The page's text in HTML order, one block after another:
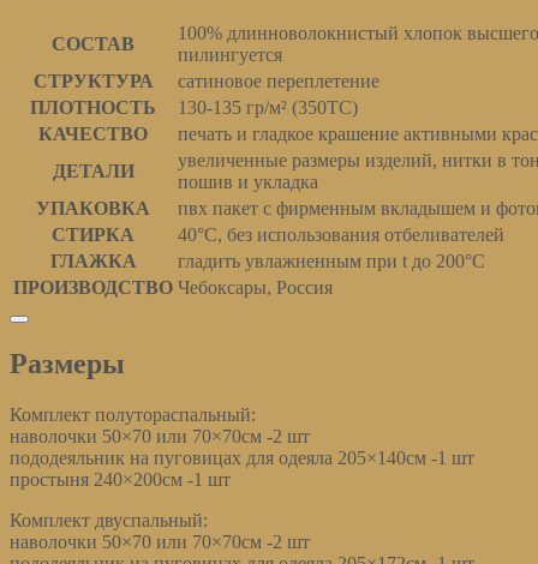
СОСТАВ
100% длинноволокнистый хлопок высшего
пилингуется
СТРУКТУРА
сатиновое переплетение
ПЛОТНОСТЬ
130-135 гр/м² (350ТС)
КАЧЕСТВО
печать и гладкое крашение активными
ДЕТАЛИ
увеличенные размеры изделий, нитки в
пошив и укладка
УПАКОВКА
пвх пакет с фирменным вкладышем и
СТИРКА
40°С, без использования отбеливателей
ГЛАЖКА
гладить увлажненным при t до 200°С
ПРОИЗВОДСТВО Чебоксары, Россия
Размеры
Комплект полутораспальный:
наволочки 50×70 или 70×70см -2 шт
пододеяльник на пуговицах для одеяла 205×140см -1 шт
простыня 240×200см -1 шт
Комплект двуспальный:
наволочки 50×70 или 70×70см -2 шт